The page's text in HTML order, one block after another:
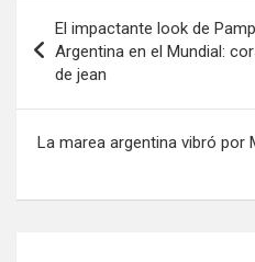
de
entradas
El impactante look de
Argentina en el Mundial:
de jean
La marea argentina vibró por